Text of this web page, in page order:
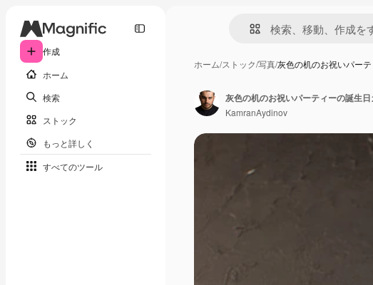
作成
ホーム
検索
ストック
もっと詳しく
すべてのツール
ホーム/ストック/写真/灰色の机のお祝いパー
KamranAydinov